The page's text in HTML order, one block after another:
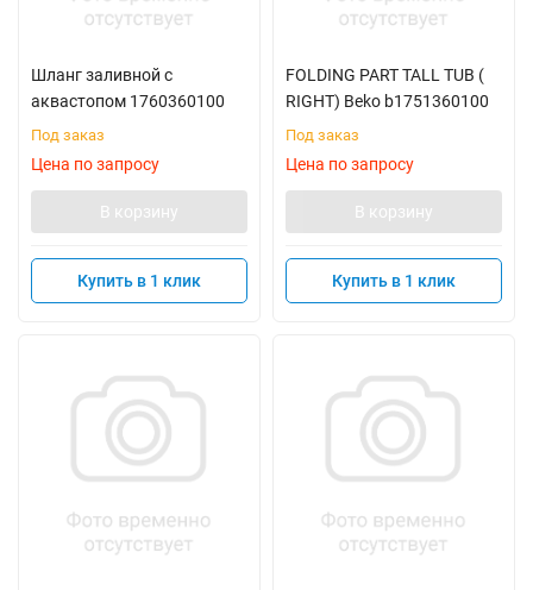
Шланг заливной с
аквастопом 1760360100
Под заказ
Цена по запросу
В корзину
Купить в 1 клик
FOLDING PART TALL TUB (
RIGHT) Beko b1751360100
Под заказ
Цена по запросу
В корзину
Купить в 1 клик